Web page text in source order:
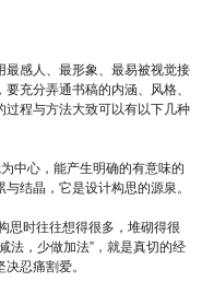
最感人、最形象、最易被视觉接
充分弄通书稿的内涵、风格、
过程与方法大致可以有以下几种
中心，能产生明确的有意味的
结晶，它是设计构思的源泉。
思时往往想得很多，堆砌得很
法，少做加法”，就是真切的经
忍痛割爱。